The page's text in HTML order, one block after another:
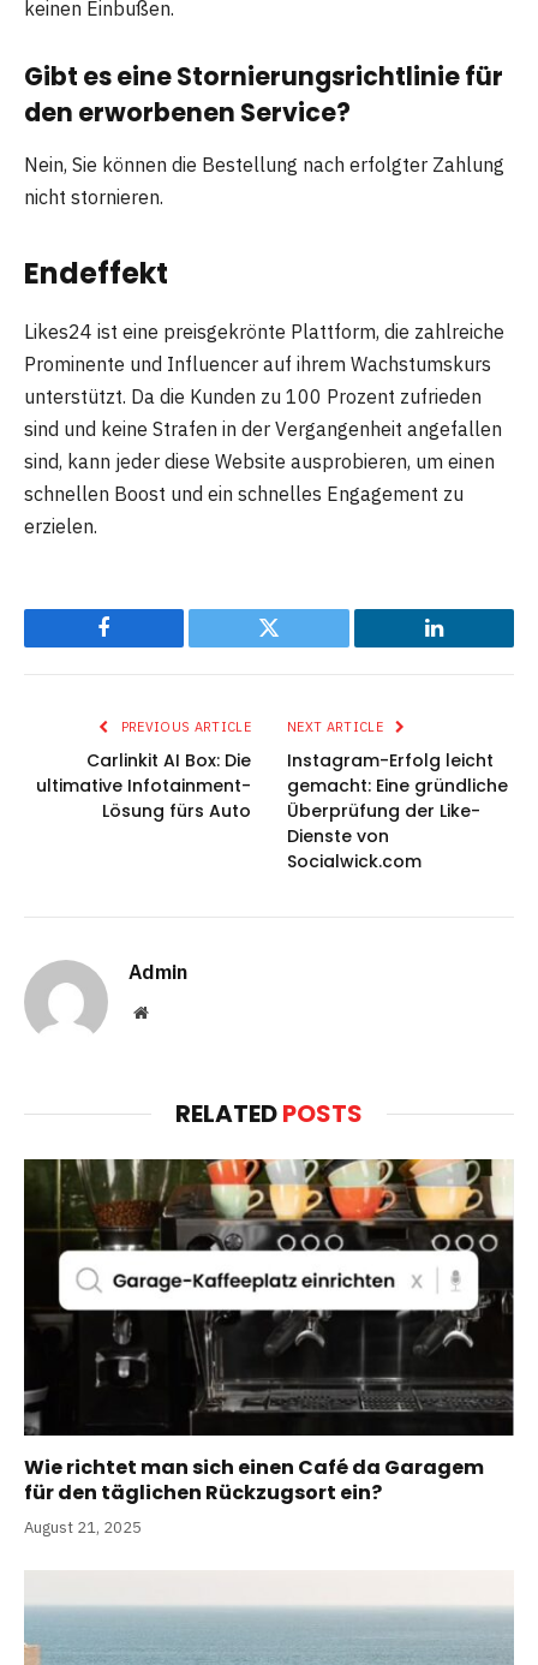
keinen Einbußen.
Gibt es eine Stornierungsrichtlinie für
den erworbenen Service?
Nein, Sie können die Bestellung nach erfolgter Zahlung
nicht stornieren.
Endeffekt
Likes24 ist eine preisgekrönte Plattform, die zahlreiche
Prominente und Influencer auf ihrem Wachstumskurs
unterstützt. Da die Kunden zu 100 Prozent zufrieden
sind und keine Strafen in der Vergangenheit angefallen
sind, kann jeder diese Website ausprobieren, um einen
schnellen Boost und ein schnelles Engagement zu
erzielen.
Facebook Twitter LinkedIn
PREVIOUS ARTICLE
Carlinkit AI Box: Die
ultimative Infotainment-
Lösung fürs Auto
NEXT ARTICLE
Instagram-Erfolg leicht
gemacht: Eine gründliche
Überprüfung der Like-
Dienste von
Socialwick.com
Admin
Website
RELATEDPOSTS
Wie richtet man sich einen Café da Garagem
für den täglichen Rückzugsort ein?
August 21, 2025